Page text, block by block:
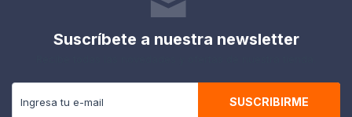
Suscríbete a nuestra newsletter
SUSCRIBIRME